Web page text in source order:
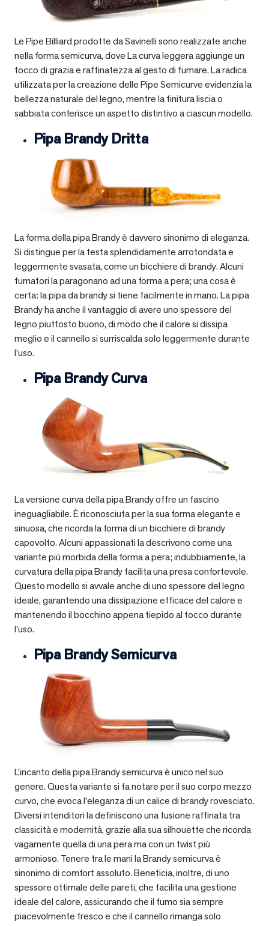
Le Pipe Billiard prodotte da Savinelli sono realizzate anche
nella forma semicurva, dove La curva leggera aggiunge un
tocco di grazia e raffinatezza al gesto di fumare. La radica
utilizzata per la creazione delle Pipe Semicurve evidenzia la
bellezza naturale del legno, mentre la finitura liscia o
sabbiata conferisce un aspetto distintivo a ciascun modello.
Pipa Brandy Dritta
La forma della pipa Brandy è davvero sinonimo di eleganza.
Si distingue per la testa splendidamente arrotondata e
leggermente svasata, come un bicchiere di brandy. Alcuni
fumatori la paragonano ad una forma a pera; una cosa è
certa: la pipa da brandy si tiene facilmente in mano. La pipa
Brandy ha anche il vantaggio di avere uno spessore del
legno piuttosto buono, di modo che il calore si dissipa
meglio e il cannello si surriscalda solo leggermente durante
l’uso.
Pipa Brandy Curva
La versione curva della pipa Brandy offre un fascino
ineguagliabile. È riconosciuta per la sua forma elegante e
sinuosa, che ricorda la forma di un bicchiere di brandy
capovolto. Alcuni appassionati la descrivono come una
variante più morbida della forma a pera; indubbiamente, la
curvatura della pipa Brandy facilita una presa confortevole.
Questo modello si avvale anche di uno spessore del legno
ideale, garantendo una dissipazione efficace del calore e
mantenendo il bocchino appena tiepido al tocco durante
l’uso.
Pipa Brandy Semicurva
L’incanto della pipa Brandy semicurva è unico nel suo
genere. Questa variante si fa notare per il suo corpo mezzo
curvo, che evoca l’eleganza di un calice di brandy rovesciato.
Diversi intenditori la definiscono una fusione raffinata tra
classicità e modernità, grazie alla sua silhouette che ricorda
vagamente quella di una pera ma con un twist più
armonioso. Tenere tra le mani la Brandy semicurva è
sinonimo di comfort assoluto. Beneficia, inoltre, di uno
spessore ottimale delle pareti, che facilita una gestione
ideale del calore, assicurando che il fumo sia sempre
piacevolmente fresco e che il cannello rimanga solo